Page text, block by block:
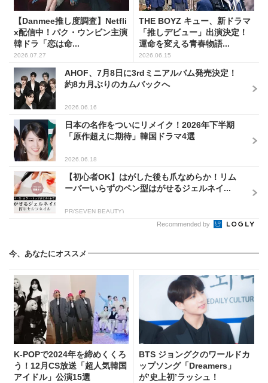
【Danmee推し度調査】Netfli
x配信中！パク・ウンビン主演
韓ドラ「恋は命...
2026.07.27
THE BOYZ キュー、新ドラマ
「推しデビュー」出演決定！
運命を変える青春物語...
2026.06.15
AHOF、7月8日に3rdミニアルバム発売決定！
約8カ月ぶりのカムバックへ
2026.06.16
日本の名作をついにリメイク！2026年下半期
「原作超えに期待」韓国ドラマ4選
2026.06.18
【初心者OK】はがした後も爪なめらか！リム
ーバーいらずのペン型はがせるジェルネイ...
PR(SEVEN BEAUTY)
Recommended by
今、あなたにオススメ
K-POPで2024年を締めくくろ
う！12月CS放送「超人気韓国
アイドル」公演15選
BTS ジョングクのワールドカ
ップソング「Dreamers」
が’史上初’ラッシュ！